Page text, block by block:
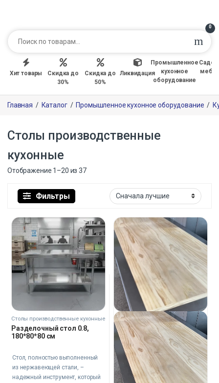
0
Хит товары
Скидка до
30%
Скидка до
50%
Ликвидация
Промышленное
кухонное
оборудование
Главная / Каталог / Промышленное кухонное оборудование /
Столы производственные
кухонные
Отображение 1–20 из 37
Фильтры
Столы производственные кухонные
Разделочный стол 0.8,
180*80*80 см
Стол, полностью выполненный
из нержавеющей стали, –
надежный инструмент, который